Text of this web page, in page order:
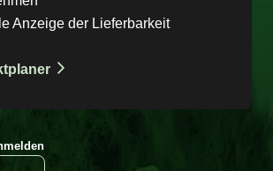
Anzeige der Lieferbarkeit